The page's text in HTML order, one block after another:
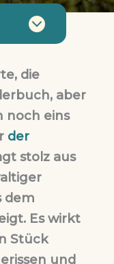
die
aber
noch eins
der
stolz aus
dem
Es wirkt
Stück
und